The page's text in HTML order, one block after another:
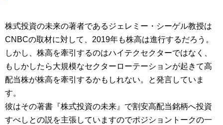
株式投資の未来の著者であるジェレミー・シーゲル教授は
CNBCの取材に対して、2019年も株高は進行するだろう。
しかし、株高を牽引するのはハイテクセクターではなく、
もしかしたら大規模なセクターローテーションが起きて高
配当株が株高を牽引するかもしれない。と発言していま
す。
彼はその著書『株式投資の未来』で割安高配当銘柄へ投資
すべしとの説を主張していますのでポジショントークの一